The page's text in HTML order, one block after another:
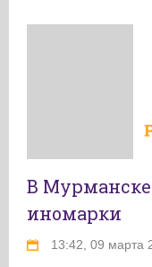
В Мурманске
иномарки
13:42, 09 марта